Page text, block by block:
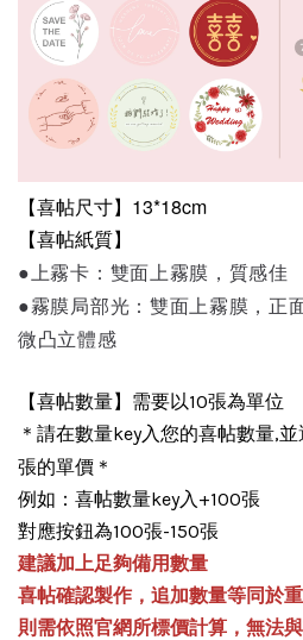
【喜帖尺寸】13*18cm
【喜帖紙質】
●上霧卡：雙面上霧膜，質感佳
●霧膜局部光：雙面上霧膜，正
微凸立體感
【喜帖數量】需要以10張為單位
＊請在數量key入您的喜帖數量,
張的單價 ＊
例如：喜帖數量key入+100張
對應按鈕為100張-150張
建議加上足夠備用數量
喜帖確認製作，追加數量等同於
則需依照官網所標價計算，無法